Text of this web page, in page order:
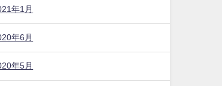
年1月
年6月
年5月